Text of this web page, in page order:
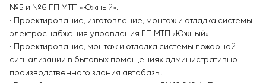
№5 и №6 ГП МТП «Южный».
• Проектирование, изготовление, монтаж и отладка системы
электроснабжения управления ГП МТП «Южный».
• Проектирование, монтаж и отладка системы пожарной
сигнализации в бытовых помещениях административно-
производственного здания автобазы.